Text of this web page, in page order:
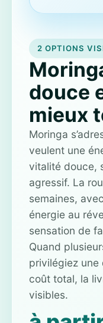
2 OPTIONS
douce
mieux
Moringa
veulent une
vitalité douce,
agressif. La
semaines,
énergie au
sensation de
Quand
privilégiez une
coût total, la
visibles.